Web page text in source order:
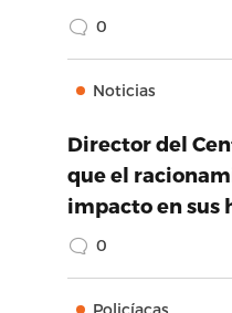
0
Noticias
Director del
que el
impacto en sus
0
Policíacas